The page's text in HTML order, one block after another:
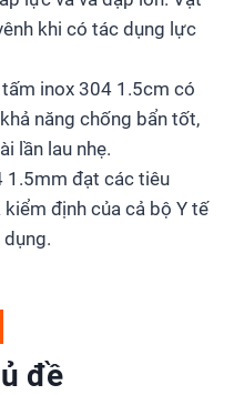
khi có tác dụng lực
inox 304 1.5cm có
năng chống bẩn tốt,
lần lau nhẹ.
1.5mm đạt các tiêu
định của cả bộ Y tế
đề